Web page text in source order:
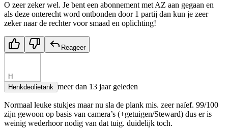
O zeer zeker wel. Je bent een abonnement met AZ aan gegaan en
als deze onterecht word ontbonden door 1 partij dan kun je zeer
zeker naar de rechter voor smaad en oplichting!
Reageer
H
Henkdeolietank meer dan 13 jaar geleden
Normaal leuke stukjes maar nu sla de plank mis. zeer naïef. 99/100
zijn gewoon op basis van camera’s (+getuigen/Steward) dus er is
weinig wederhoor nodig van dat tuig. duidelijk toch.